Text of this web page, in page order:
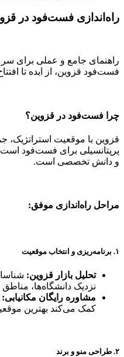
راه‌اندازی فست‌فود در
راهنمای جامع و عملی برای
فست‌فود قزوین، از ایده تا
چرا فست‌فود در قزوین؟
قزوین با موقعیت استراتژیک،
پرپتانسیلی برای فست‌فود
و دانش تخصصی است.
مراحل راه‌اندازی موفق:
۱. برنامه‌ریزی و انتخاب موقعیت
تحلیل بازار قزوین:
نزدیک دانشگاه‌ها، مناطق
مشاوره رایگان مکانیابی:
کمک می‌کند بهترین
۲. طراحی منو و برند